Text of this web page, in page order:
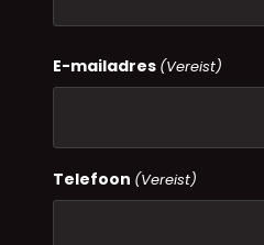
E-mailadres (Vereist)
Telefoon (Vereist)